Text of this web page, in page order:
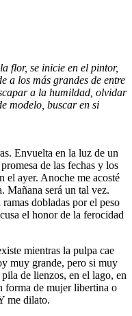
flor, se inicie en el pintor,
a los más grandes de entre
a la humildad, olvidar
modelo, buscar en si
Envuelta en la luz de un
de las fechas y los
el ayer. Anoche me acosté
Mañana será un tal vez.
dobladas por el peso
el honor de la ferocidad
mientras la pulpa cae
muy grande, pero si muy
de lienzos, en el lago, en
forma de mujer libertina o
me dilato.